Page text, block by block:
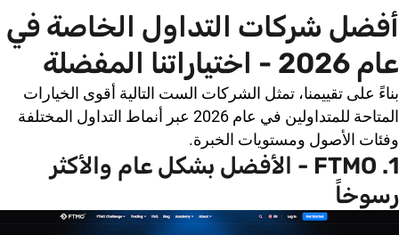
أفضل شركات التداول الخاصة في
عام 2026 - اختياراتنا المفضلة
بناءً على تقييمنا، تمثل الشركات الست التالية أقوى الخيارات
المتاحة للمتداولين في عام 2026 عبر أنماط التداول المختلفة
وفئات الأصول ومستويات الخبرة.
1. FTMO - الأفضل بشكل عام والأكثر
رسوخاً